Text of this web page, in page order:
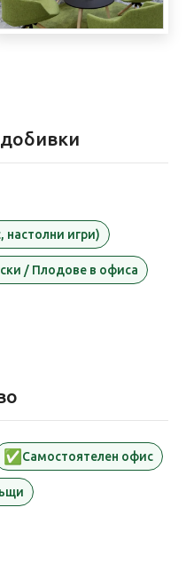
настолни игри)
/ Плодове в офиса
✅ Самостоятелен офис